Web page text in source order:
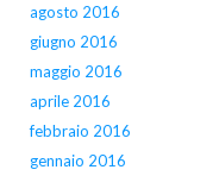
agosto 2016
giugno 2016
maggio 2016
aprile 2016
febbraio 2016
gennaio 2016